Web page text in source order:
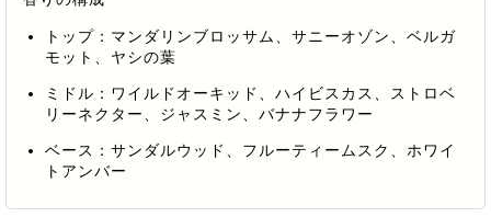
トップ：マンダリンブロッサム、サニーオゾン、ベルガ
モット、ヤシの葉
ミドル：ワイルドオーキッド、ハイビスカス、ストロベ
リーネクター、ジャスミン、バナナフラワー
ベース：サンダルウッド、フルーティームスク、ホワイ
トアンバー